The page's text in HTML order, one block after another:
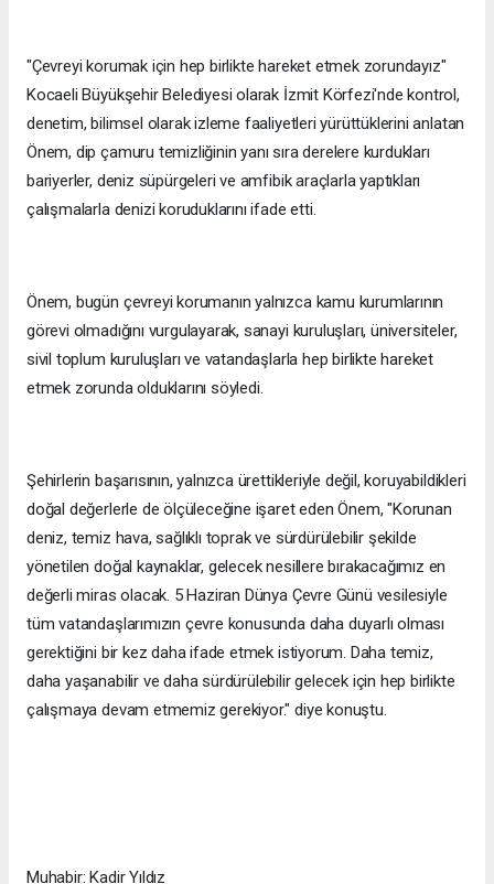
"Çevreyi korumak için hep birlikte hareket etmek zorundayız"
Kocaeli Büyükşehir Belediyesi olarak İzmit Körfezi'nde kontrol,
denetim, bilimsel olarak izleme faaliyetleri yürüttüklerini anlatan
Önem, dip çamuru temizliğinin yanı sıra derelere kurdukları
bariyerler, deniz süpürgeleri ve amfibik araçlarla yaptıkları
çalışmalarla denizi koruduklarını ifade etti.
Önem, bugün çevreyi korumanın yalnızca kamu kurumlarının
görevi olmadığını vurgulayarak, sanayi kuruluşları, üniversiteler,
sivil toplum kuruluşları ve vatandaşlarla hep birlikte hareket
etmek zorunda olduklarını söyledi.
Şehirlerin başarısının, yalnızca ürettikleriyle değil, koruyabildikleri
doğal değerlerle de ölçüleceğine işaret eden Önem, "Korunan
deniz, temiz hava, sağlıklı toprak ve sürdürülebilir şekilde
yönetilen doğal kaynaklar, gelecek nesillere bırakacağımız en
değerli miras olacak. 5 Haziran Dünya Çevre Günü vesilesiyle
tüm vatandaşlarımızın çevre konusunda daha duyarlı olması
gerektiğini bir kez daha ifade etmek istiyorum. Daha temiz,
daha yaşanabilir ve daha sürdürülebilir gelecek için hep birlikte
çalışmaya devam etmemiz gerekiyor." diye konuştu.
Muhabir: Kadir Yıldız